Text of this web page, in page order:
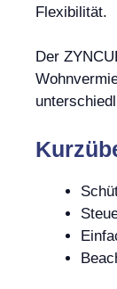
Flexibilität.
Der